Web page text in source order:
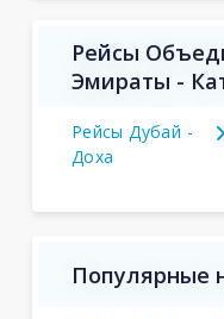
Рейсы
Эмираты -
Рейсы Дубай -
Доха
Популярные